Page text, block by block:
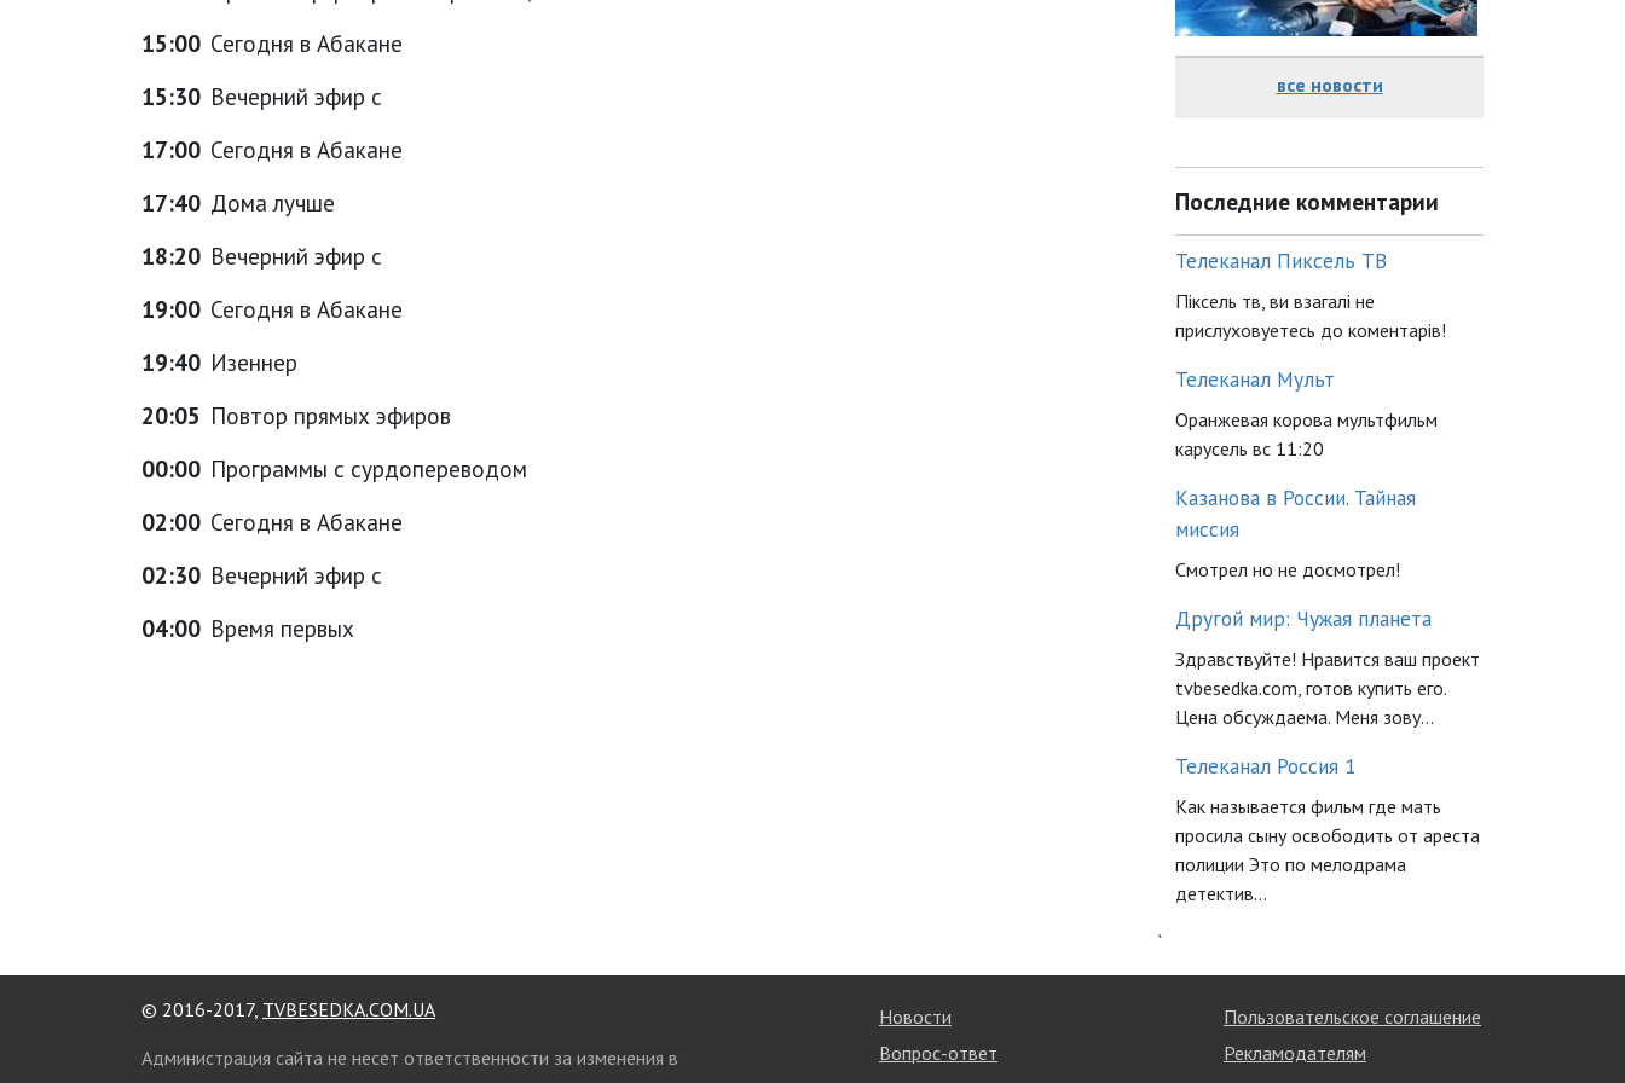
15:00 Сегодня в Абакане
15:30 Вечерний эфир с
17:00 Сегодня в Абакане
17:40 Дома лучше
18:20 Вечерний эфир с
19:00 Сегодня в Абакане
19:40 Изеннер
20:05 Повтор прямых эфиров
00:00 Программы с сурдопереводом
02:00 Сегодня в Абакане
02:30 Вечерний эфир с
04:00 Время первых
все новости
Последние комментарии
Телеканал Пиксель ТВ
Піксель тв, ви взагалі не
прислуховуетесь до коментарів!
Телеканал Мульт
Оранжевая корова мультфильм
карусель вс 11:20
Казанова в России. Тайная
миссия
Смотрел но не досмотрел!
Другой мир: Чужая планета
Здравствуйте! Нравится ваш проект
tvbesedka.com, готов купить его.
Цена обсуждаема. Меня зову...
Телеканал Россия 1
Как называется фильм где мать
просила сыну освободить от ареста
полиции Это по мелодрама
детектив...
`
© 2016-2017, TVBESEDKA.COM.UA
Администрация сайта не несет ответственности за изменения в
Новости
Вопрос-ответ
Пользовательское соглашение
Рекламодателям